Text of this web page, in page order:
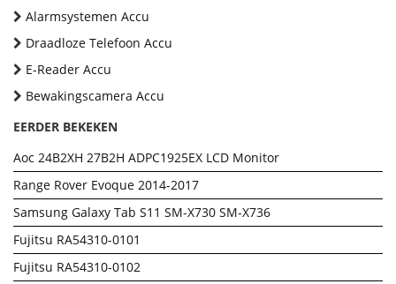
Alarmsystemen Accu
Draadloze Telefoon Accu
E-Reader Accu
Bewakingscamera Accu
EERDER BEKEKEN
Aoc 24B2XH 27B2H ADPC1925EX LCD Monitor
Range Rover Evoque 2014-2017
Samsung Galaxy Tab S11 SM-X730 SM-X736
Fujitsu RA54310-0101
Fujitsu RA54310-0102